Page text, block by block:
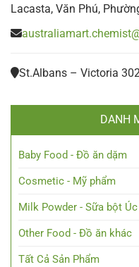
Lacasta, Văn Phú,
St.Albans – Victoria
DANH
Baby Food - Đồ ăn dặm
Cosmetic - Mỹ phẩm
Milk Powder - Sữa bột Úc
Other Food - Đồ ăn khác
Tất Cả Sản Phẩm